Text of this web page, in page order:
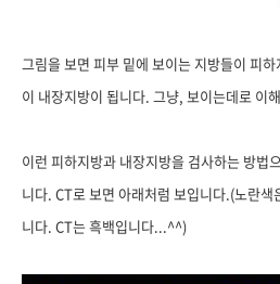
그림을 보면 피부 밑에 보이는 지방들이 피
이 내장지방이 됩니다. 그냥, 보이는데로 이
이런 피하지방과 내장지방을 검사하는 방법
니다. CT로 보면 아래처럼 보입니다.(노란색
니다. CT는 흑백입니다...^^)